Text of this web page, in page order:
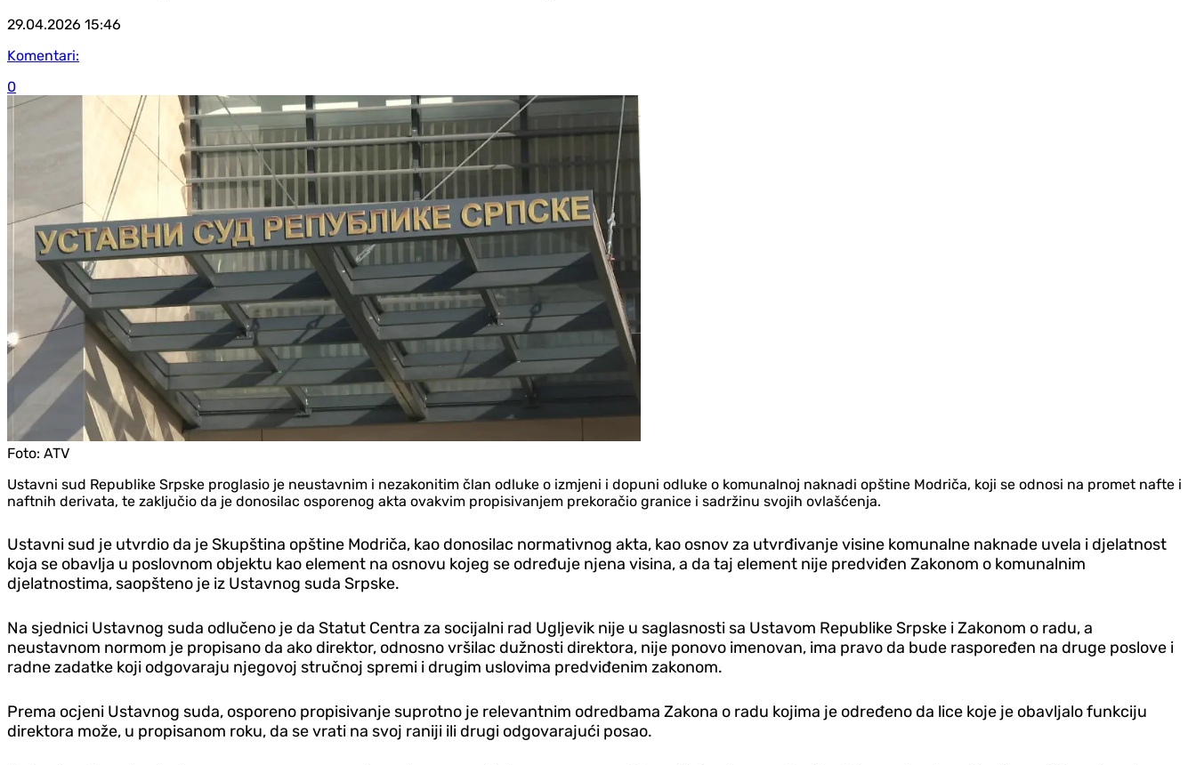
29.04.2026 15:46
Komentari:
0
Foto: ATV
Ustavni sud Republike Srpske proglasio je neustavnim i nezakonitim član odluke o izmjeni i dopuni odluke o komunalnoj naknadi opštine Modriča, koji se odnosi na promet nafte i
naftnih derivata, te zaključio da je donosilac osporenog akta ovakvim propisivanjem prekoračio granice i sadržinu svojih ovlašćenja.
Ustavni sud je utvrdio da je Skupština opštine Modriča, kao donosilac normativnog akta, kao osnov za utvrđivanje visine komunalne naknade uvela i djelatnost
koja se obavlja u poslovnom objektu kao element na osnovu kojeg se određuje njena visina, a da taj element nije predviđen Zakonom o komunalnim
djelatnostima, saopšteno je iz Ustavnog suda Srpske.
Na sjednici Ustavnog suda odlučeno je da Statut Centra za socijalni rad Ugljevik nije u saglasnosti sa Ustavom Republike Srpske i Zakonom o radu, a
neustavnom normom je propisano da ako direktor, odnosno vršilac dužnosti direktora, nije ponovo imenovan, ima pravo da bude raspoređen na druge poslove i
radne zadatke koji odgovaraju njegovoj stručnoj spremi i drugim uslovima predviđenim zakonom.
Prema ocjeni Ustavnog suda, osporeno propisivanje suprotno je relevantnim odredbama Zakona o radu kojima je određeno da lice koje je obavljalo funkciju
direktora može, u propisanom roku, da se vrati na svoj raniji ili drugi odgovarajući posao.